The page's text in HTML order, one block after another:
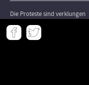
Die Proteste sind verklungen
Meta
-